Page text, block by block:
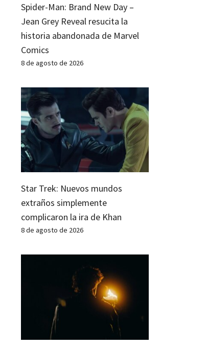
Spider-Man: Brand New Day –
Jean Grey Reveal resucita la
historia abandonada de Marvel
Comics
8 de agosto de 2026
Star Trek: Nuevos mundos
extraños simplemente
complicaron la ira de Khan
8 de agosto de 2026